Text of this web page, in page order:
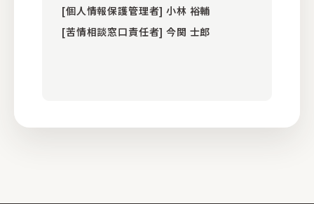
[個人情報保護管理者] 小林 裕輔
[苦情相談窓口責任者] 今関 士郎